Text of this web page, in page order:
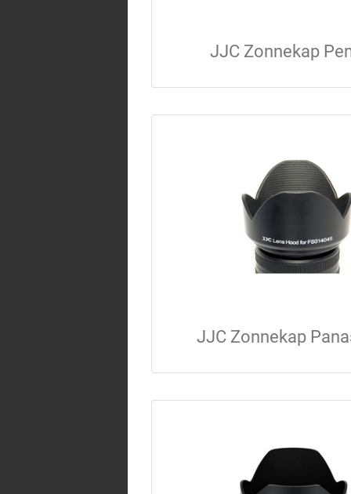
JJC Zonnekap
JJC Zonnekap